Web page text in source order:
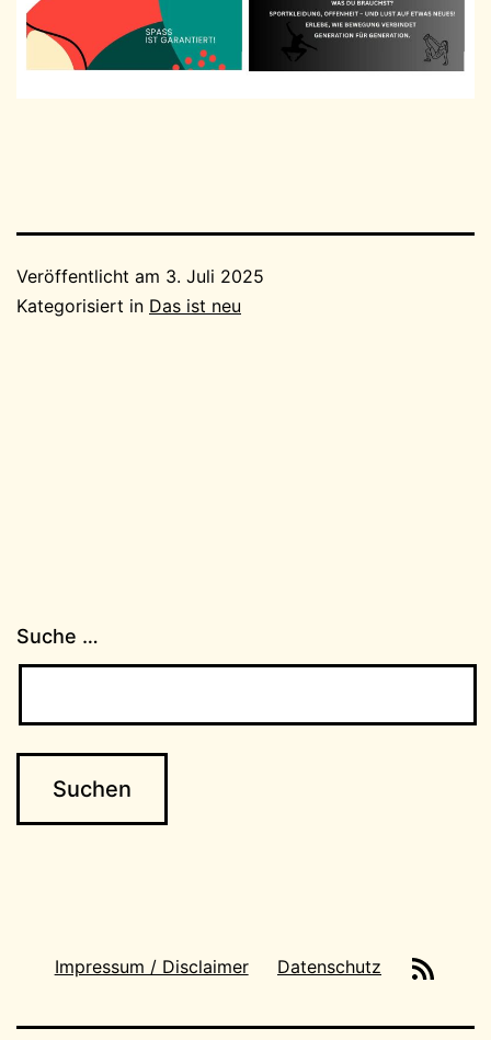
Veröffentlicht am 3. Juli 2025
Kategorisiert in Das ist neu
Suche …
Impressum / Disclaimer Datenschutz